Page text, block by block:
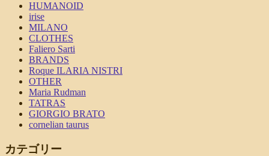
HUMANOID
irise
MILANO
CLOTHES
Faliero Sarti
BRANDS
Roque ILARIA NISTRI
OTHER
Maria Rudman
TATRAS
GIORGIO BRATO
cornelian taurus
カテゴリー